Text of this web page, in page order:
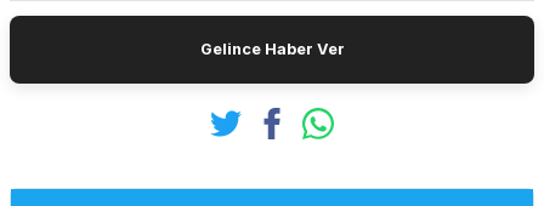
Gelince Haber Ver